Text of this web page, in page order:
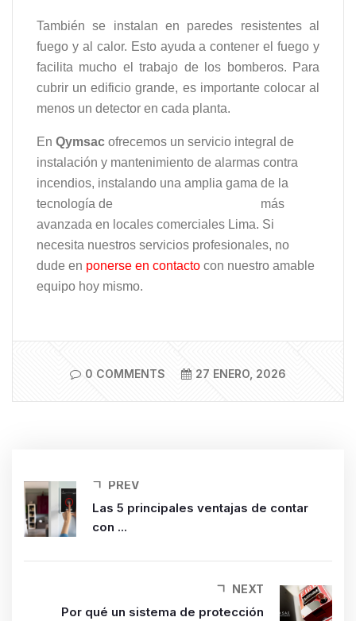
También se instalan en paredes resistentes al
fuego y al calor. Esto ayuda a contener el fuego y
facilita mucho el trabajo de los bomberos. Para
cubrir un edificio grande, es importante colocar al
menos un detector en cada planta.
En Qymsac ofrecemos un servicio integral de
instalación y mantenimiento de alarmas contra
incendios, instalando una amplia gama de la
tecnología de
más
avanzada en locales comerciales Lima. Si
necesita nuestros servicios profesionales, no
dude en ponerse en contacto con nuestro amable
equipo hoy mismo.
0 COMMENTS 27 ENERO, 2026
PREV
Las 5 principales ventajas de contar
con ...
NEXT
Por qué un sistema de protección